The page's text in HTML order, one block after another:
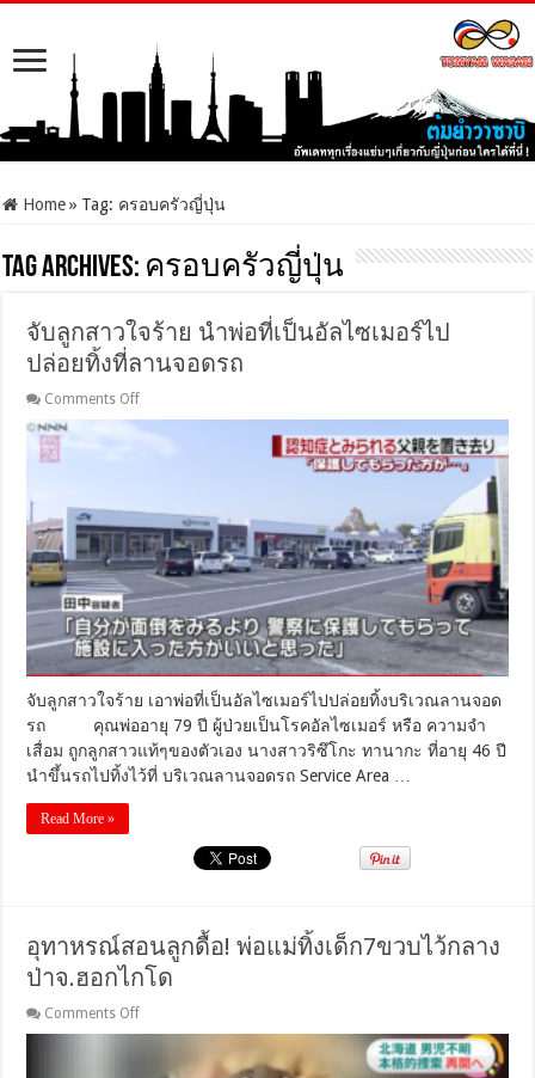
Home » Tag: ครอบครัวญี่ปุ่น
Tag Archives: ครอบครัวญี่ปุ่น
จับลูกสาวใจร้าย นำพ่อที่เป็นอัลไซเมอร์ไป
ปล่อยทิ้งที่ลานจอดรถ
Comments Offon
จับ
พ่อ
ที่
เป็น
อัล
ไซ
เม
อร์
ที่
ลาน
จอด
จับลูกสาวใจร้าย เอาพ่อที่เป็นอัลไซเมอร์ไปปล่อยทิ้งบริเวณลานจอด
รถ คุณพ่ออายุ 79 ปี ผู้ป่วยเป็นโรคอัลไซเมอร์ หรือ ความจำ
เสื่อม ถูกลูกสาวแท้ๆของตัวเอง นางสาวริซึโกะ ทานากะ ที่อายุ 46 ปี
นำขึ้นรถไปทิ้งไว้ที่ บริเวณลานจอดรถ Service Area …
Read More »
อุทาหรณ์สอนลูกดื้อ! พ่อแม่ทิ้งเด็ก7ขวบไว้กลาง
ป่าจ.ฮอกไกโด
Comments Offon
อุทาหรณ์